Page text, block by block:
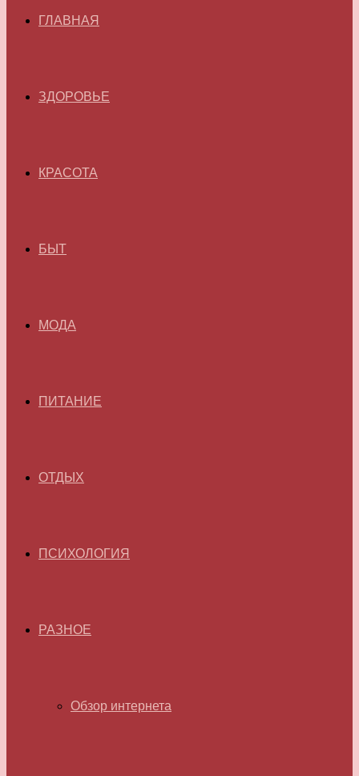
ГЛАВНАЯ
ЗДОРОВЬЕ
КРАСОТА
БЫТ
МОДА
ПИТАНИЕ
ОТДЫХ
ПСИХОЛОГИЯ
РАЗНОЕ
Обзор интернета